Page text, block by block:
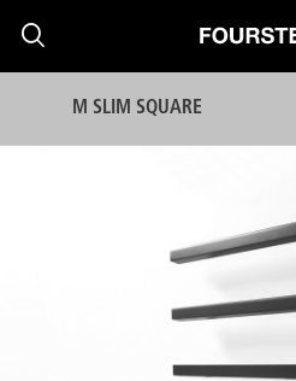
M SLIM SQUARE
PROJEKTE